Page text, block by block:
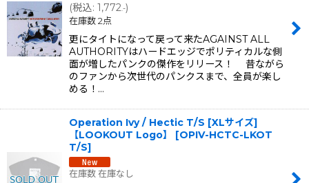
(税込: 1,772.-)
在庫数 2点
更にタイトになって戻って来たAGAINST ALL
AUTHORITYはハードエッジでポリティカルな側
面が増したパンクの傑作をリリース！ 昔ながら
のファンから次世代のパンクスまで、全員が楽し
める！…
Operation Ivy / Hectic T/S [XLサイズ]
【LOOKOUT Logo】
[OPIV-HCTC-LKOT
T/S]
在庫数 在庫なし